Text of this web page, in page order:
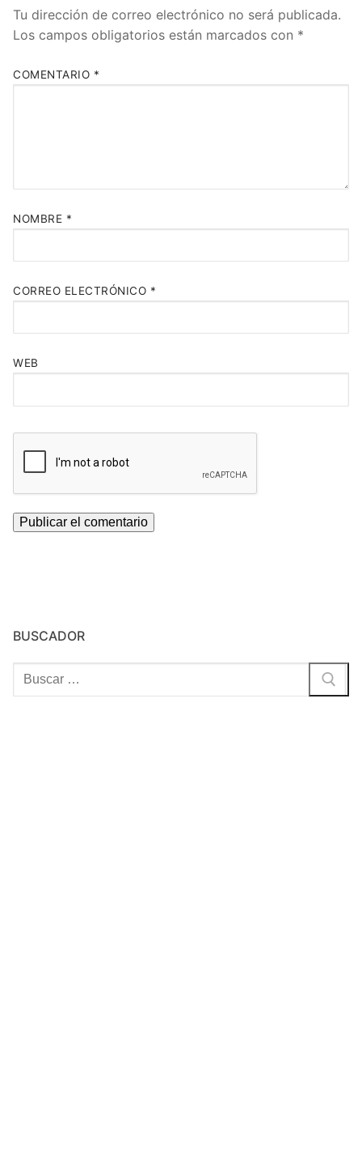
Tu dirección de correo electrónico no será publicada.
Los campos obligatorios están marcados con *
COMENTARIO *
NOMBRE *
CORREO ELECTRÓNICO *
WEB
BUSCADOR
Buscar: